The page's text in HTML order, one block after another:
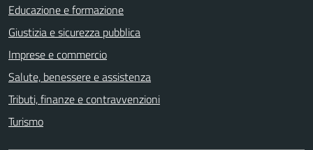
Educazione e formazione
Giustizia e sicurezza pubblica
Imprese e commercio
Salute, benessere e assistenza
Tributi, finanze e contravvenzioni
Turismo